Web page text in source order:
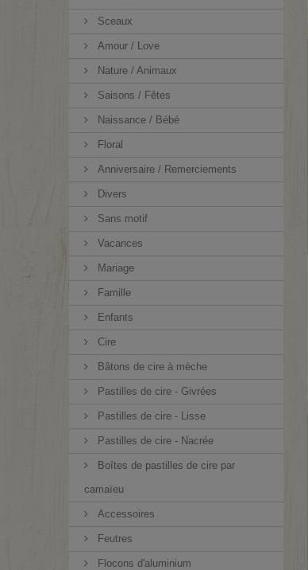
Sceaux
Amour / Love
Nature / Animaux
Saisons / Fêtes
Naissance / Bébé
Floral
Anniversaire / Remerciements
Divers
Sans motif
Vacances
Mariage
Famille
Enfants
Cire
Bâtons de cire à mèche
Pastilles de cire - Givrées
Pastilles de cire - Lisse
Pastilles de cire - Nacrée
Boîtes de pastilles de cire par
camaïeu
Accessoires
Feutres
Flocons d'aluminium